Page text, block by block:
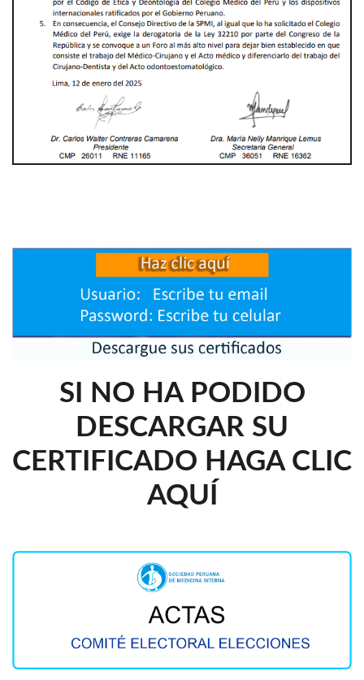
SI NO HA PODIDO
DESCARGAR SU
CERTIFICADO HAGA CLIC
AQUÍ